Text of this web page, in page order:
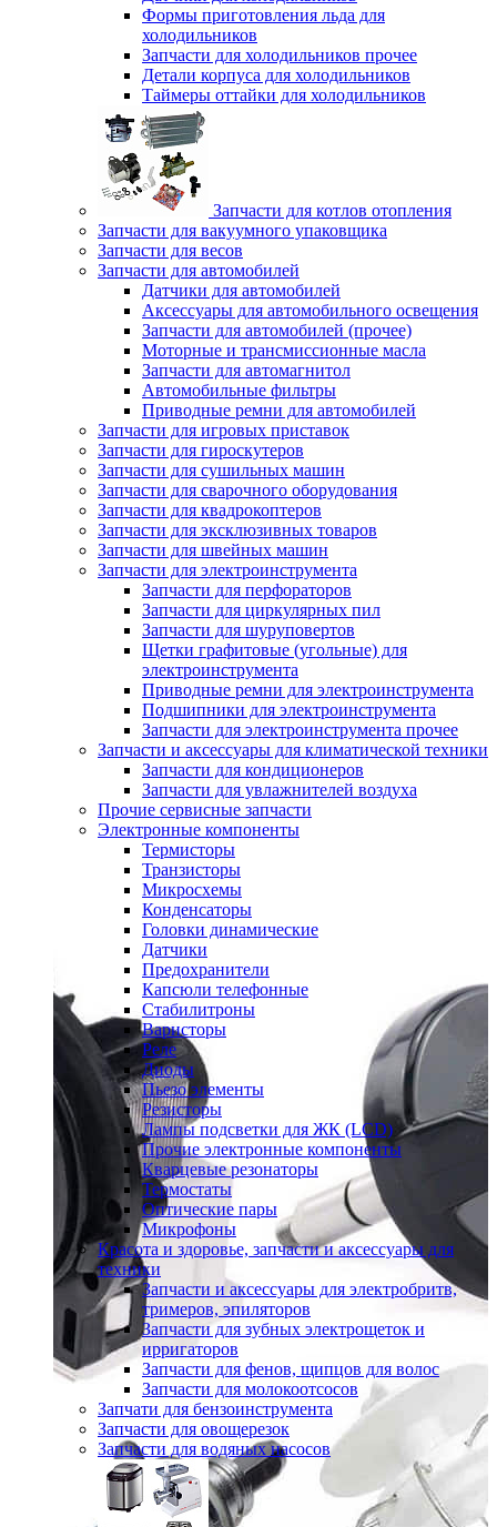
Формы приготовления льда для
холодильников
Запчасти для холодильников прочее
Детали корпуса для холодильников
Таймеры оттайки для холодильников
Запчасти для котлов отопления
Запчасти для вакуумного упаковщика
Запчасти для весов
Запчасти для автомобилей
Датчики для автомобилей
Аксессуары для автомобильного освещения
Запчасти для автомобилей (прочее)
Моторные и трансмиссионные масла
Запчасти для автомагнитол
Автомобильные фильтры
Приводные ремни для автомобилей
Запчасти для игровых приставок
Запчасти для гироскутеров
Запчасти для сушильных машин
Запчасти для сварочного оборудования
Запчасти для квадрокоптеров
Запчасти для эксклюзивных товаров
Запчасти для швейных машин
Запчасти для электроинструмента
Запчасти для перфораторов
Запчасти для циркулярных пил
Запчасти для шуруповертов
Щетки графитовые (угольные) для
электроинструмента
Приводные ремни для электроинструмента
Подшипники для электроинструмента
Запчасти для электроинструмента прочее
Запчасти и аксессуары для климатической техники
Запчасти для кондиционеров
Запчасти для увлажнителей воздуха
Прочие сервисные запчасти
Электронные компоненты
Термисторы
Транзисторы
Микросхемы
Конденсаторы
Головки динамические
Датчики
Предохранители
Капсюли телефонные
Стабилитроны
Варисторы
Реле
Диоды
Пьезо элементы
Резисторы
Лампы подсветки для ЖК (LCD)
Прочие электронные компоненты
Кварцевые резонаторы
Термостаты
Оптические пары
Микрофоны
Красота и здоровье, запчасти и аксессуары для
техники
Запчасти и аксессуары для электробритв,
тримеров, эпиляторов
Запчасти для зубных электрощеток и
ирригаторов
Запчасти для фенов, щипцов для волос
Запчасти для молокоотсосов
Запчати для бензоинструмента
Запчасти для овощерезок
Запчасти для водяных насосов